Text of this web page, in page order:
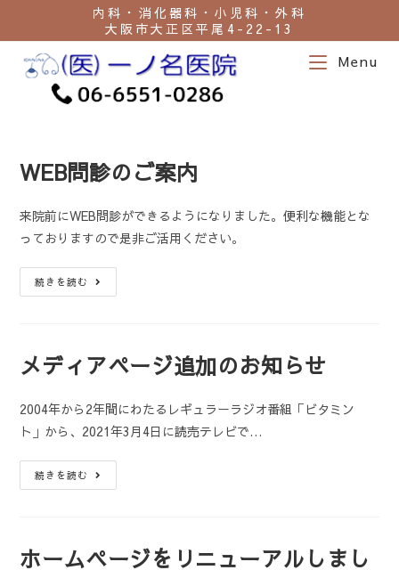
内科・消化器科・小児科・外科
大阪市大正区平尾4-22-13
Menu
WEB問診のご案内
来院前にWEB問診ができるようになりました。便利な機能とな
っておりますので是非ご活用ください。
続きを読む
メディアページ追加のお知らせ
2004年から2年間にわたるレギュラーラジオ番組「ビタミン
ト」から、2021年3月4日に読売テレビで…
続きを読む
ホームページをリニューアルしまし